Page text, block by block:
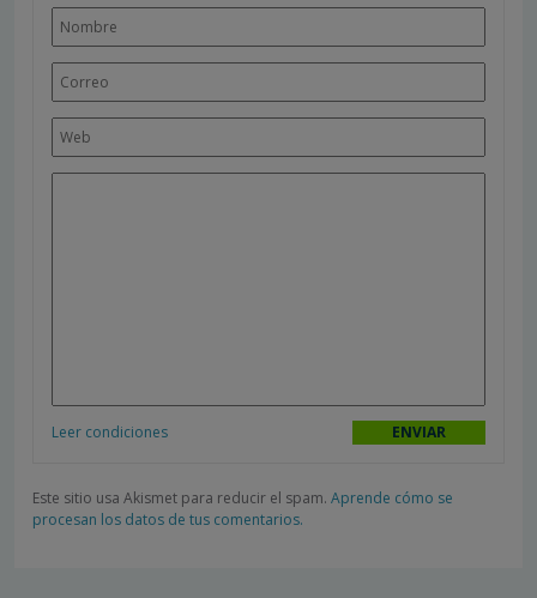
Leer condiciones
Este sitio usa Akismet para reducir el spam. Aprende cómo se
procesan los datos de tus comentarios.